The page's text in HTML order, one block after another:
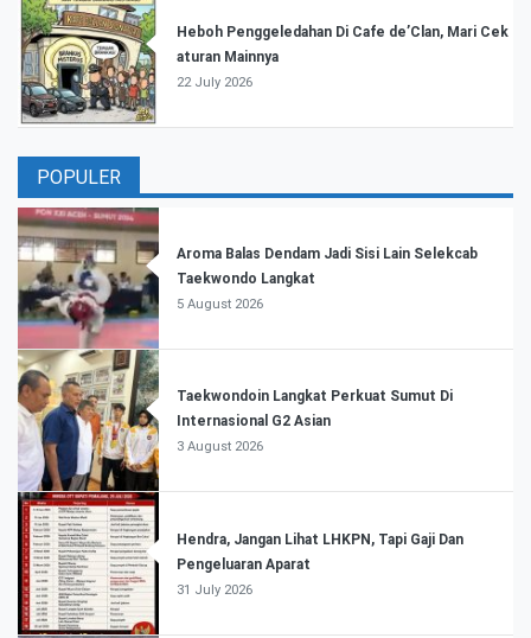
Heboh Penggeledahan Di Cafe de’Clan, Mari Cek
aturan Mainnya
22 July 2026
POPULER
Aroma Balas Dendam Jadi Sisi Lain Selekcab
Taekwondo Langkat
5 August 2026
Taekwondoin Langkat Perkuat Sumut Di
Internasional G2 Asian
3 August 2026
Hendra, Jangan Lihat LHKPN, Tapi Gaji Dan
Pengeluaran Aparat
31 July 2026